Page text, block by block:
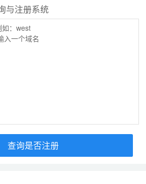
与注册系统
查询是否注册